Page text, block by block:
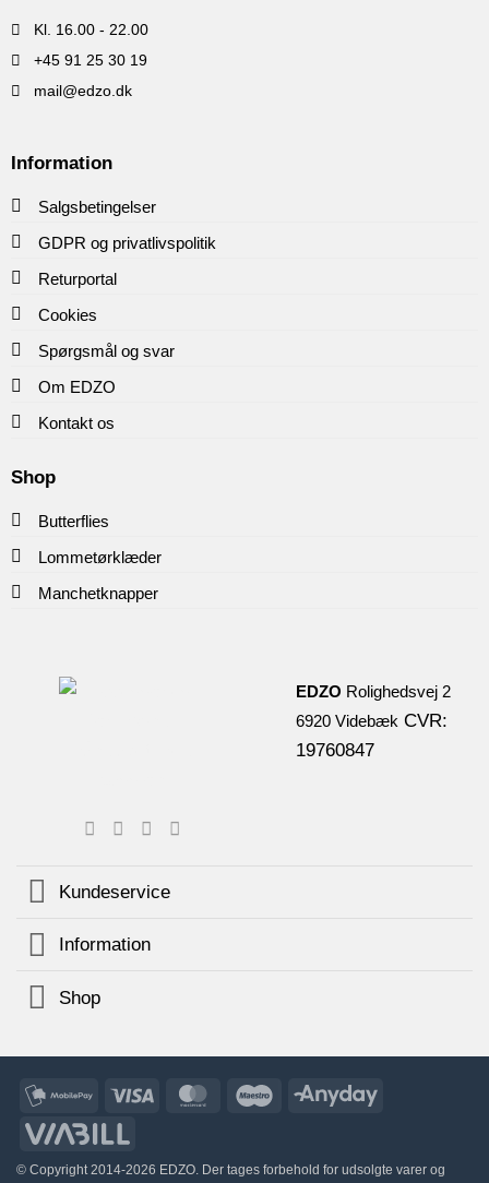
Kl. 16.00 - 22.00
+45 91 25 30 19
mail@edzo.dk
Information
Salgsbetingelser
GDPR og privatlivspolitik
Returportal
Cookies
Spørgsmål og svar
Om EDZO
Kontakt os
Shop
Butterflies
Lommetørklæder
Manchetknapper
EDZO Rolighedsvej 2
6920 Videbæk CVR:
19760847
Kundeservice
Information
Shop
MobilePay Visa MasterCardMaestro AnyDay
© Copyright 2014-2026 EDZO. Der tages forbehold for udsolgte varer og